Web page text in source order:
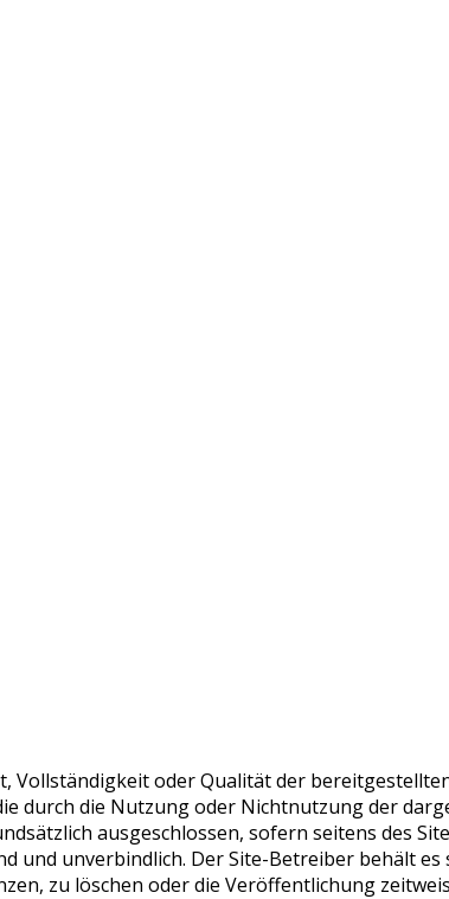
oder Qualität der
durch die Nutzung oder Nichtnutzung der
ausgeschlossen, sofern seitens des
und unverbindlich. Der Site-Betreiber behält
zu löschen oder die Veröffentlichung